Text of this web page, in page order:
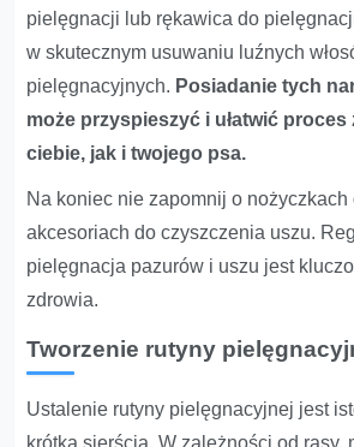
pielęgnacji lub rękawica do
w skutecznym usuwaniu luźnych
pielęgnacyjnych. Posiadanie tych
może przyspieszyć i ułatwić proces
ciebie, jak i twojego psa.
Na koniec nie zapomnij o nożyczkach
akcesoriach do czyszczenia uszu.
pielęgnacja pazurów i uszu jest
zdrowia.
Tworzenie rutyny
Ustalenie rutyny pielęgnacyjnej jest